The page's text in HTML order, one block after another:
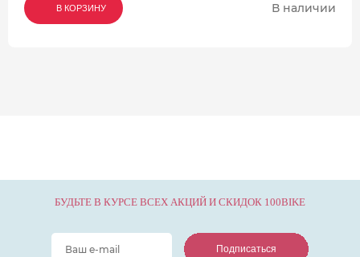
В КОРЗИНУ
В КОРЗИНУ
В КОРЗИНУ В наличии
БУДЬТЕ В КУРСЕ ВСЕХ АКЦИЙ И СКИДОК 100BIKE
Подписаться
Подписаться
Подписаться